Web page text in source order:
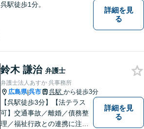
呉駅徒歩1分。
詳細を見
る
鈴木 謙治 弁護士
弁護士法人あすか 呉事務所
広島県|呉市 呉駅 から徒歩3分
【呉駅徒歩3分】【法テラス
可】交通事故／離婚／債務整
理／福祉行政との連携に注力
詳細を見
る